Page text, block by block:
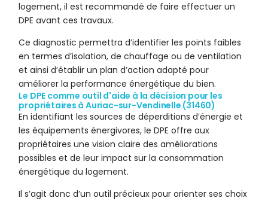
logement, il est recommandé de faire effectuer un
DPE avant ces travaux.
Ce diagnostic permettra d’identifier les points faibles
en termes d’isolation, de chauffage ou de ventilation
et ainsi d’établir un plan d’action adapté pour
améliorer la performance énergétique du bien.
Le DPE comme outil d'aide à la décision pour les
propriétaires à Auriac-sur-Vendinelle (31460)
En identifiant les sources de déperditions d’énergie et
les équipements énergivores, le DPE offre aux
propriétaires une vision claire des améliorations
possibles et de leur impact sur la consommation
énergétique du logement.
Il s’agit donc d’un outil précieux pour orienter ses choix